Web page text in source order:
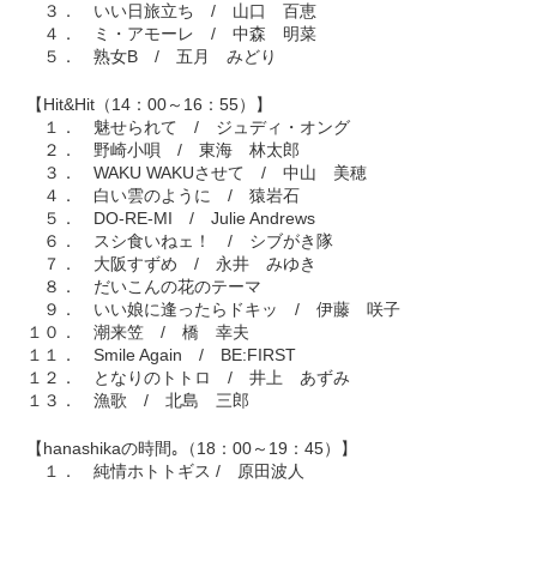
３． いい日旅立ち / 山口 百恵
４． ミ・アモーレ / 中森 明菜
５． 熟女B / 五月 みどり
【Hit&Hit（14：00～16：55）】
１． 魅せられて / ジュディ・オング
２． 野崎小唄 / 東海 林太郎
３． WAKU WAKUさせて / 中山 美穂
４． 白い雲のように / 猿岩石
５． DO-RE-MI / Julie Andrews
６． スシ食いねェ！ / シブがき隊
７． 大阪すずめ / 永井 みゆき
８． だいこんの花のテーマ
９． いい娘に逢ったらドキッ / 伊藤 咲子
１０． 潮来笠 / 橋 幸夫
１１． Smile Again / BE:FIRST
１２． となりのトトロ / 井上 あずみ
１３． 漁歌 / 北島 三郎
【hanashikaの時間｡（18：00～19：45）】
１． 純情ホトトギス / 原田波人